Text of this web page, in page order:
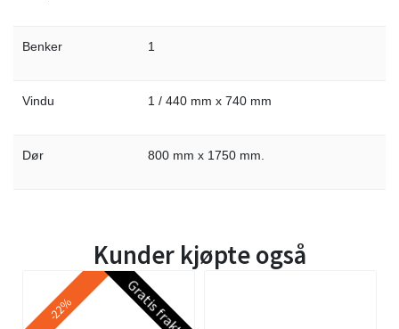
Benker 1
Vindu 1 / 440 mm x 740 mm
Dør 800 mm x 1750 mm.
Kunder kjøpte også
Gratis frakt!
-22%